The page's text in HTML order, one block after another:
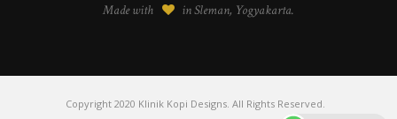
Made with in Sleman, Yogyakarta.
Copyright 2020 Klinik Kopi Designs. All Rights Reserved.